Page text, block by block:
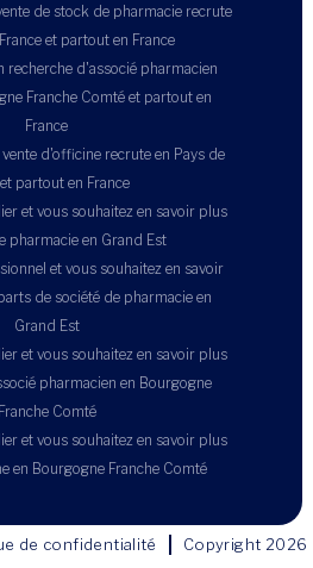
de stock de pharmacie recrute
et partout en France
recherche d'associé pharmacien
Franche Comté et partout en
France
d'officine recrute en Pays de
et partout en France
et vous souhaitez en savoir plus
pharmacie en Grand Est
et vous souhaitez en savoir
de société de pharmacie en
Grand Est
et vous souhaitez en savoir plus
pharmacien en Bourgogne
Franche Comté
et vous souhaitez en savoir plus
en Bourgogne Franche Comté
de confidentialité Copyright 2026